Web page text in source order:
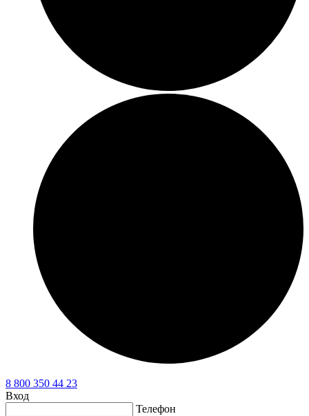
8 800 350 44 23
Вход
Телефон